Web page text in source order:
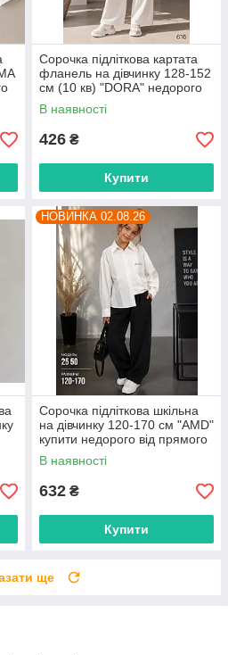
Сорочка підліткова картата
фланель на дівчинку 128-152
см (10 кв) "DORA" недорого
від прямого постачальника
В наявності
426 ₴
Купити
НОВИНКА 02.08.26
Сорочка підліткова шкільна
на дівчинку 120-170 см "AMD"
купити недорого від прямого
постачальника
В наявності
632 ₴
Купити
ще